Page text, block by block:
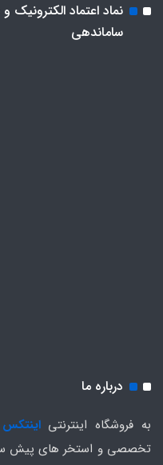
نماد اعتماد الکترونیک و
ساماندهی
درباره ما
به فروشگاه اینترنتیاینتکس
تخصصی و استخر های پیش